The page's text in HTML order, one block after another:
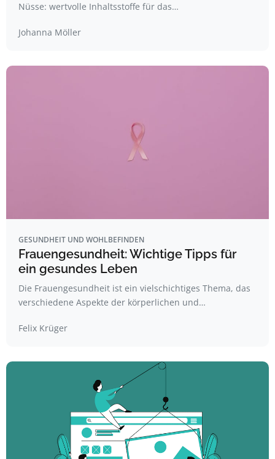
Nüsse: wertvolle Inhaltsstoffe für das…
Johanna Möller
GESUNDHEIT UND WOHLBEFINDEN
Frauengesundheit: Wichtige Tipps für
ein gesundes Leben
Die Frauengesundheit ist ein vielschichtiges Thema, das
verschiedene Aspekte der körperlichen und…
Felix Krüger